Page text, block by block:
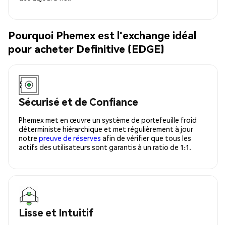
Pourquoi Phemex est l'exchange idéal
pour acheter Definitive (EDGE)
Sécurisé et de Confiance
Phemex met en œuvre un système de portefeuille froid
déterministe hiérarchique et met régulièrement à jour
notre preuve de réserves afin de vérifier que tous les
actifs des utilisateurs sont garantis à un ratio de 1:1.
Lisse et Intuitif